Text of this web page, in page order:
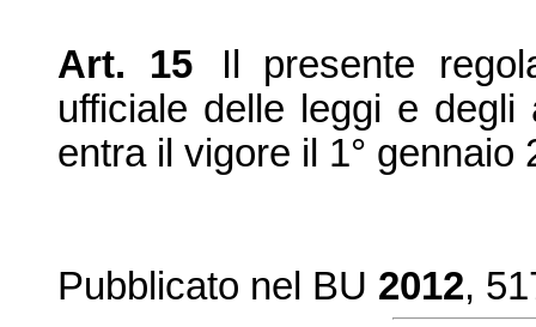
Art. 15
Il presente
ufficiale delle leggi e
entra il vigore il 1° gennaio
Pubblicato nel BU 2012,